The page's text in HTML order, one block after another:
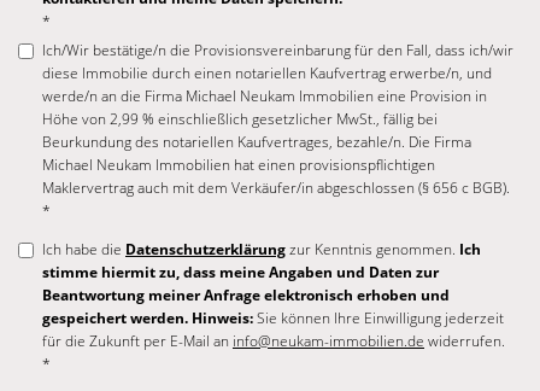
*
Ich/Wir bestätige/n die Provisionsvereinbarung für den Fall, dass ich/wir
diese Immobilie durch einen notariellen Kaufvertrag erwerbe/n, und
werde/n an die Firma Michael Neukam Immobilien eine Provision in
Höhe von 2,99 % einschließlich gesetzlicher MwSt., fällig bei
Beurkundung des notariellen Kaufvertrages, bezahle/n. Die Firma
Michael Neukam Immobilien hat einen provisionspflichtigen
Maklervertrag auch mit dem Verkäufer/in abgeschlossen (§ 656 c BGB).
*
Ich habe die Datenschutzerklärungzur Kenntnis genommen. Ich
stimme hiermit zu, dass meine Angaben und Daten zur
Beantwortung meiner Anfrage elektronisch erhoben und
gespeichert werden. Hinweis:Sie können Ihre Einwilligung jederzeit
für die Zukunft per E-Mail an info@neukam-immobilien.de widerrufen.
*